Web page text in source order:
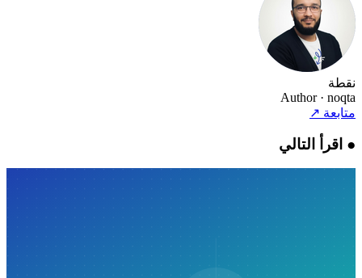
نقطة
Author · noqta
متابعة↗
●اقرأ التالي